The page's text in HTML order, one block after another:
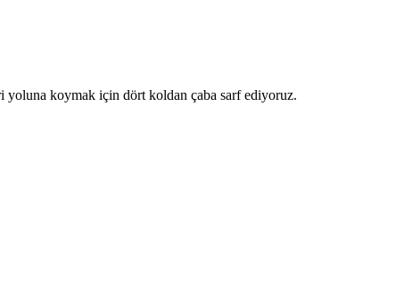
yoluna koymak için dört koldan çaba sarf ediyoruz.